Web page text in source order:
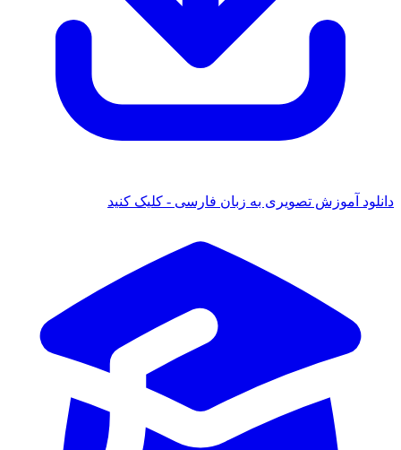
دانلود آموزش تصویری به زبان فارسی - کلیک کنید